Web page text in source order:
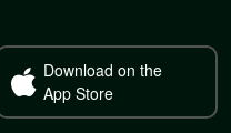
Download on the
App Store